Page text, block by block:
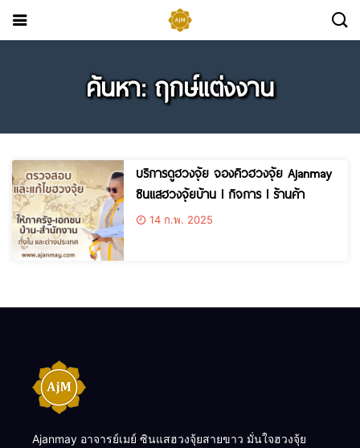
ค้นหา: ฤกษ์แต่งงาน
บริการดูฮวงจุ้ย จองคิวฮวงจุ้ย Ajanmay
ซินแสฮวงจุ้ยบ้าน l กิจการ l ร้านค้า
14 ก.พ. 2025
Ajanmay อาจารย์เมย์ ซินแสฮวงจุ้ยสายขาว มั่นใจฮวงจุ้ย